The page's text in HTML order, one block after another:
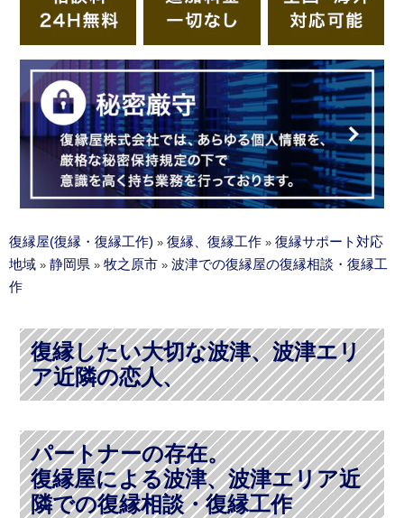
復縁屋(復縁・復縁工作) » 復縁、復縁工作 » 復縁サポート対応
地域 » 静岡県 » 牧之原市 » 波津での復縁屋の復縁相談・復縁工
作
復縁したい大切な波津、波津エリ
ア近隣の恋人、
パートナーの存在。
復縁屋による波津、波津エリア近
隣での復縁相談・復縁工作